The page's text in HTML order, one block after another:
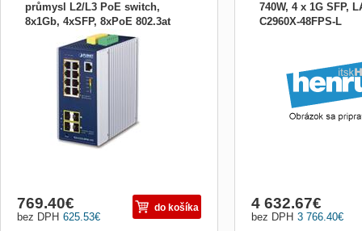
průmysl L2/L3 PoE switch,
8x1Gb, 4xSFP, 8xPoE 802.3at
30/240W -40až75°C, dual12-
54VDC, IP30
PLANET IGS52258P4S12V;
Administrovatelný IPv4/IPv6 přepínač s
bezpečnostními funkcemi a podporou
PoE+ 8x 802.3at/af (36 W/port max.,
budget až 240 W). 2x 1G SFP, 2x 2.5G
SFP (1000/2500 BaseX,...
625.53€
bez DPH
769.40€ do košíka
740W, 4 x 1G SFP,
C2960X-48FPS-L
3 766.40€
bez DPH
4 632.67€